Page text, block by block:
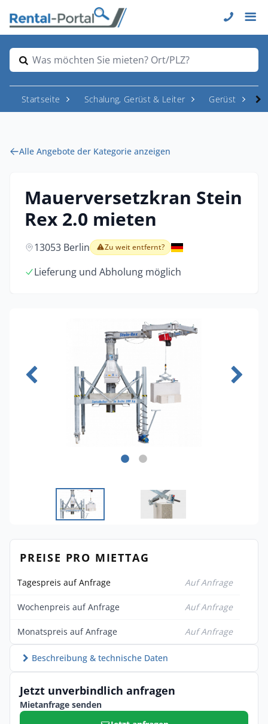
Was möchten Sie mieten? Ort/PLZ?
Startseite Schalung, Gerüst & Leiter Gerüst
Alle Angebote der Kategorie anzeigen
Mauerversetzkran Stein
Rex 2.0 mieten
13053 Berlin Zu weit entfernt?
Lieferung und Abholung möglich
PREISE PRO MIETTAG
Tagespreis auf Anfrage Auf Anfrage
Wochenpreis auf Anfrage Auf Anfrage
Monatspreis auf Anfrage Auf Anfrage
Beschreibung & technische Daten
Jetzt unverbindlich anfragen
Mietanfrage senden